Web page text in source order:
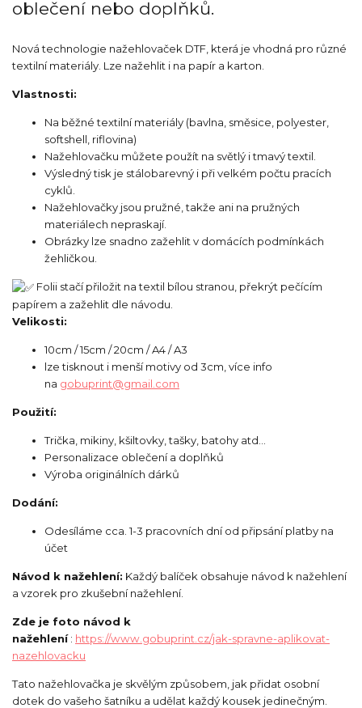
oblečení nebo doplňků.
Nová technologie nažehlovaček DTF, která je vhodná pro různé
textilní materiály. Lze nažehlit i na papír a karton.
Vlastnosti:
Na běžné textilní materiály (bavlna, směsice, polyester,
softshell, riflovina)
Nažehlovačku můžete použít na světlý i tmavý textil.
Výsledný tisk je stálobarevný i při velkém počtu pracích
cyklů.
Nažehlovačky jsou pružné, takže ani na pružných
materiálech nepraskají.
Obrázky lze snadno zažehlit v domácích podmínkách
žehličkou.
Folii stačí přiložit na textil bílou stranou, překrýt pečícím
papírem a zažehlit dle návodu.
Velikosti:
10cm / 15cm / 20cm / A4 / A3
lze tisknout i menší motivy od 3cm, více info
na gobuprint@gmail.com
Použití:
Trička, mikiny, kšiltovky, tašky, batohy atd...
Personalizace oblečení a doplňků
Výroba originálních dárků
Dodání:
Odesíláme cca. 1-3 pracovních dní od připsání platby na
účet
Návod k nažehlení: Každý balíček obsahuje návod k nažehlení
a vzorek pro zkušební nažehlení.
Zde je foto návod k
nažehlení: https://www.gobuprint.cz/jak-spravne-aplikovat-
nazehlovacku
Tato nažehlovačka je skvělým způsobem, jak přidat osobní
dotek do vašeho šatníku a udělat každý kousek jedinečným.